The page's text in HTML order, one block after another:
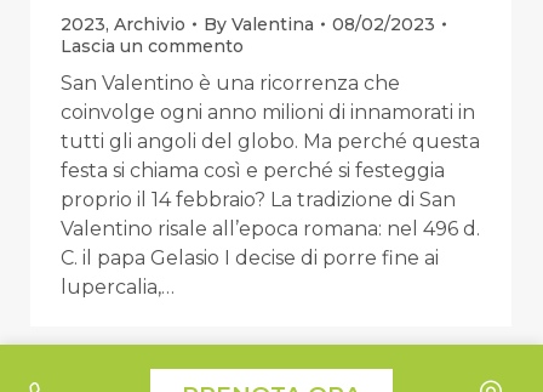
2023, Archivio By Valentina
08/02/2023
Lascia un commento
San Valentino è una ricorrenza che
coinvolge ogni anno milioni di innamorati in
tutti gli angoli del globo. Ma perché questa
festa si chiama così e perché si festeggia
proprio il 14 febbraio? La tradizione di San
Valentino risale all’epoca romana: nel 496 d.
C. il papa Gelasio I decise di porre fine ai
lupercalia,…
Le tue preferenze relative alla privacy